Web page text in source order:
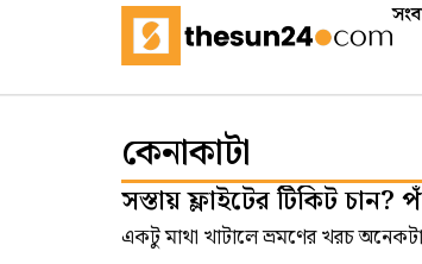
কেনাকাটা
সস্তায় ফ্লাইটের টিকিট চান?
একটু মাথা খাটালে ভ্রমণের খরচ